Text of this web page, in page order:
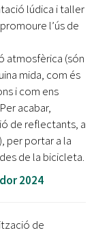
lúdica i taller
l’ús de
atmosfèrica (són
mida, com és
i com ens
acabar,
de reflectants, a
per portar a la
de la bicicleta.
2024
de